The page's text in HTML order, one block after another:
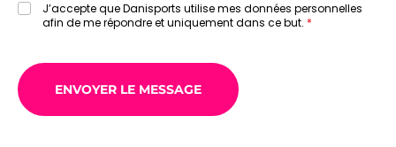
J’accepte que Danisports utilise mes données personnelles
afin de me répondre et uniquement dans ce but.